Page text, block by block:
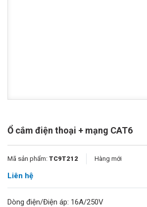
Ổ cắm điện thoại + mạng CAT6
Mã sản phẩm: TC9T212 Hàng mới
Liên hệ
Dòng điện/Điện áp: 16A/250V